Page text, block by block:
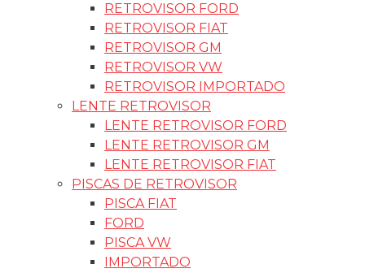
RETROVISOR FORD
RETROVISOR FIAT
RETROVISOR GM
RETROVISOR VW
RETROVISOR IMPORTADO
LENTE RETROVISOR
LENTE RETROVISOR FORD
LENTE RETROVISOR GM
LENTE RETROVISOR FIAT
PISCAS DE RETROVISOR
PISCA FIAT
FORD
PISCA VW
IMPORTADO